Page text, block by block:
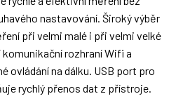
nastavování. Široký výběr
při velmi malé i při velmi velké
rozhraní Wifi a
ovládání na dálku. USB port pro
rychlý přenos dat z přístroje.